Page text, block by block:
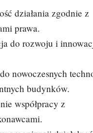
działania zgodnie z
prawa.
do rozwoju i
nowoczesnych
budynków.
współpracy z